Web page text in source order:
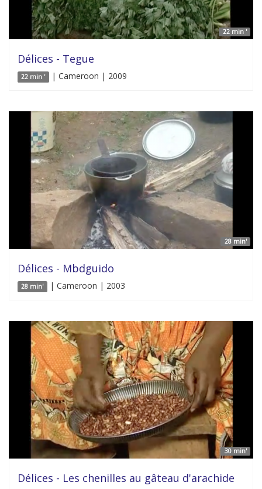
22 min '
Délices - Tegue
22 min ' | Cameroon | 2009
28 min'
Délices - Mbdguido
28 min' | Cameroon | 2003
30 min'
Délices - Les chenilles au gâteau d'arachide